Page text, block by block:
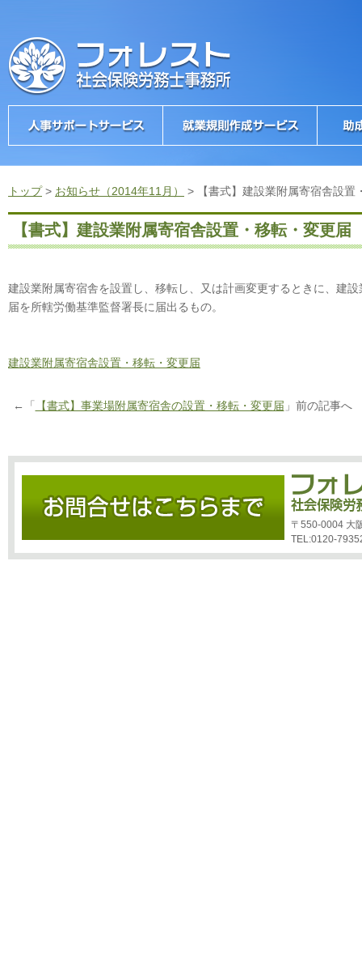
トップ> お知らせ（2014年11月） > 【書式】建設業附属寄宿舎設置
【書式】建設業附属寄宿舎設置・移転・変更届
建設業附属寄宿舎を設置し、移転し、又は計画変更するときに、建
届を所轄労働基準監督署長に届出るもの。
建設業附属寄宿舎設置・移転・変更届
←「 【書式】事業場附属寄宿舎の設置・移転・変更届 」前の記事
〒550-0004 大
TEL:0120-